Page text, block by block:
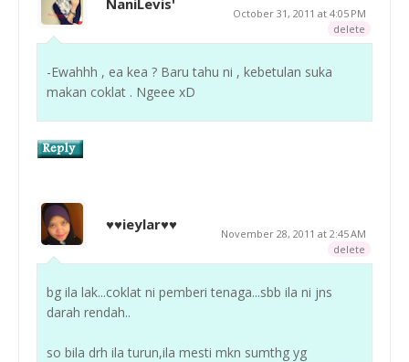
October 31, 2011 at 4:05 PM
delete
-Ewahhh , ea kea ? Baru tahu ni , kebetulan suka
makan coklat . Ngeee xD
♥♥ieylar♥♥
November 28, 2011 at 2:45 AM
delete
bg ila lak...coklat ni pemberi tenaga...sbb ila ni jns
darah rendah..
so bila drh ila turun,ila mesti mkn sumthg yg